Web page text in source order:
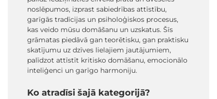
noslēpumos, izprast sabiedrības attīstību,
garīgās tradīcijas un psiholoģiskos procesus,
kas veido mūsu domāšanu un uzskatus. Šīs
grāmatas piedāvā gan teorētisku, gan praktisku
skatījumu uz dzīves lielajiem jautājumiem,
palīdzot attīstīt kritisko domāšanu, emocionālo
inteliģenci un garīgo harmoniju.
Ko atradīsi šajā kategorijā?